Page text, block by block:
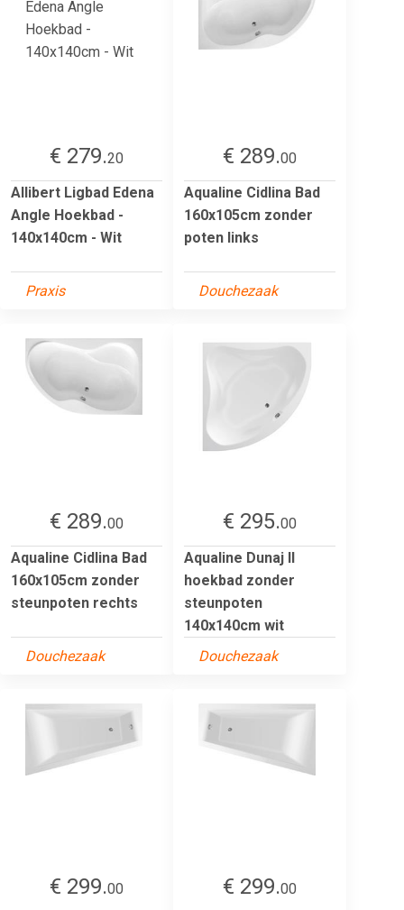
€ 279.20
Allibert Ligbad Edena
Angle Hoekbad -
140x140cm - Wit
Praxis
€ 289.00
Aqualine Cidlina Bad
160x105cm zonder
poten links
Douchezaak
€ 289.00
Aqualine Cidlina Bad
160x105cm zonder
steunpoten rechts
Douchezaak
€ 295.00
Aqualine Dunaj II
hoekbad zonder
steunpoten
140x140cm wit
Douchezaak
€ 299.00 € 299.00